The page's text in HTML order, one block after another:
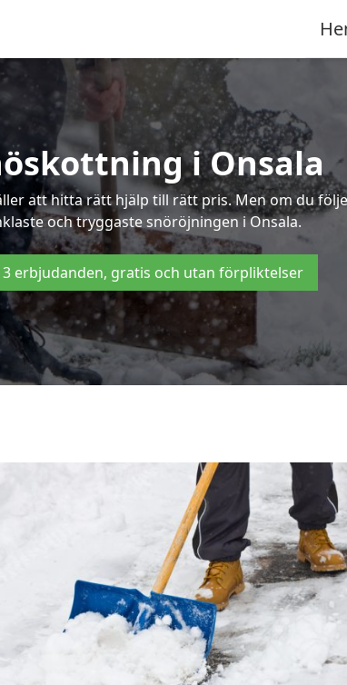
i Onsala
att hitta rätt hjälp till rätt pris. Men om du
och tryggaste snöröjningen i Onsala.
3 erbjudanden, gratis och utan förpliktelser